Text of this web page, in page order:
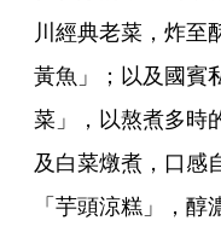
川經典老菜，炸至
黃魚」；以及國賓
菜」，以熬煮多時
及白菜燉煮，口感
「芋頭涼糕」，